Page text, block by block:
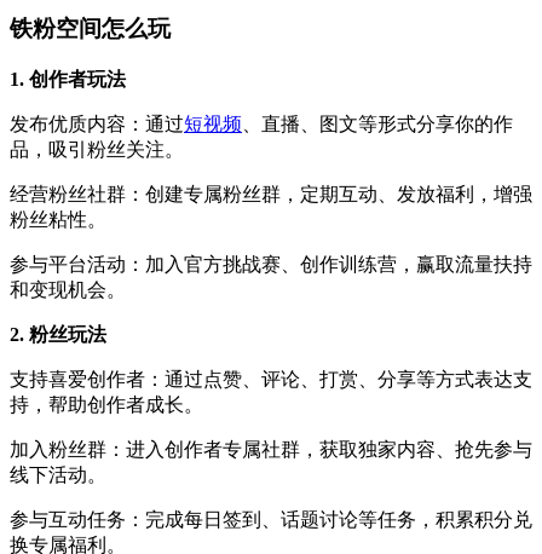
铁粉空间怎么玩
1. 创作者玩法
发布优质内容：通过短视频 、直播、图文等形式分享你的作
品，吸引粉丝关注。
经营粉丝社群：创建专属粉丝群，定期互动、发放福利，增强
粉丝粘性。
参与平台活动：加入官方挑战赛、创作训练营，赢取流量扶持
和变现机会。
2. 粉丝玩法
支持喜爱创作者：通过点赞、评论、打赏、分享等方式表达支
持，帮助创作者成长。
加入粉丝群：进入创作者专属社群，获取独家内容、抢先参与
线下活动。
参与互动任务：完成每日签到、话题讨论等任务，积累积分兑
换专属福利。